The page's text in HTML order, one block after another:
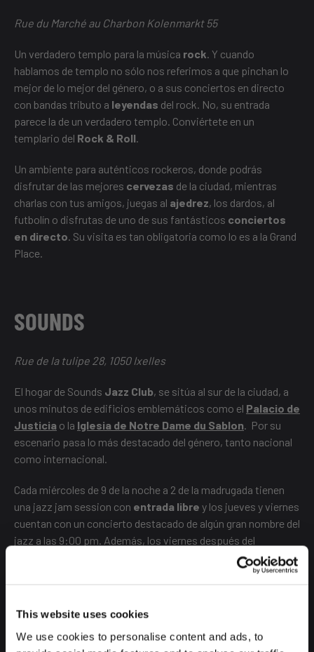
This website uses cookies
We use cookies to personalise content and ads, to
Rue du Marché au Charbon Kolenmarkt 55
Un verdadero templo para la música rock. Y cuando
hablamos de templo no sólo nos referimos a que pinchan lo
mejor de lo mejor del género, o a sus conciertos en directo
con bandas tributo a leyendas del rock. No, su entrada
parece la de un verdadero templo. Conviértete en un
templario del Rock & Roll.
Un ambiente para auténticos rockeros, donde podrás
disfrutar de las mejores cervezas de la ciudad, mientras
charlas con tus amigos, juegas al ajedrez, los dardos, al
futbolín o disfrutas de uno de sus fantásticos conciertos
en directo. Su visita es tan obligatoria como lo es a la Grand
Place.
SOUNDS
Rue de la tulipe 28, 1050 Ixelles
El hogar de Sounds Jazz Club, se sitúa al sur de la ciudad, a
unos minutos de edificios emblemáticos como el Palacio de
Justicia o la Iglesia de Notre Dame du Sablon. Por su
escenario pasa lo más destacado del género, tanto nacional
como internacional.
Cada miércoles de 9 de la noche a 2 de la madrugada tienen
una jazz jam session con entrada libre y los jueves y viernes
cuentan con un concierto destacado de algún gran nombre del
jazz a las 9:00 pm. Además, los viernes después del
Gypsy Acoustic Jam session.
¿De verdad te lo vas a perder? Visita la casa del Jazz.
CAFÉ BIZON